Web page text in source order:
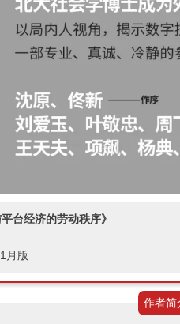
台经济的劳动秩序》
月版
作者简